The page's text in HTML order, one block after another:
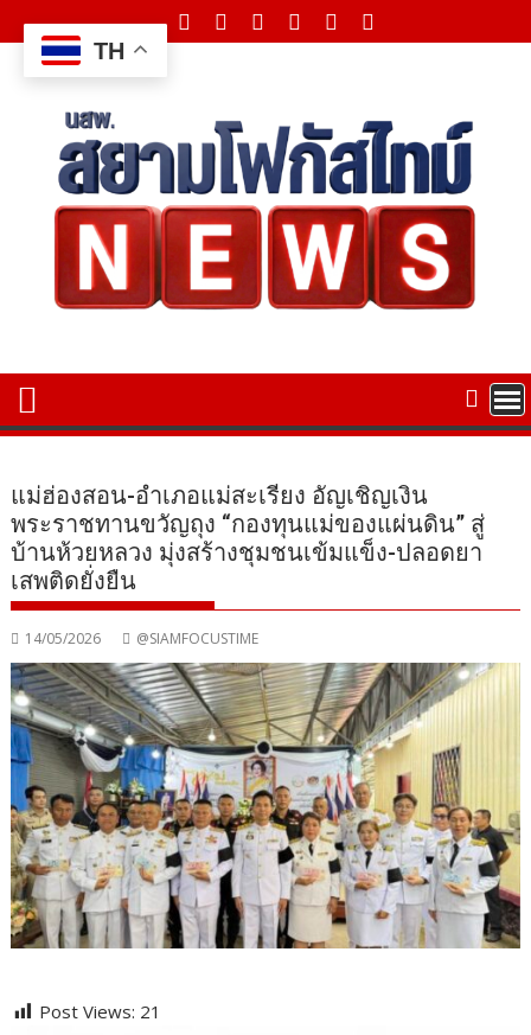
to
content
แม่ฮ่องสอน-อำเภอแม่สะเรียง อัญเชิญเงิน
พระราชทานขวัญถุง “กองทุนแม่ของแผ่นดิน” สู่
บ้านห้วยหลวง มุ่งสร้างชุมชนเข้มแข็ง-ปลอดยา
เสพติดยั่งยืน
14/05/2026 @SIAMFOCUSTIME
Post Views: 21
TH